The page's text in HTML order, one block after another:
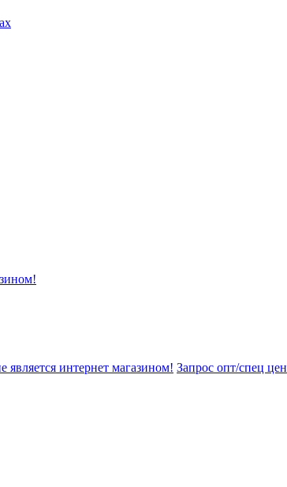
является интернет магазином! Запрос опт/спец цен